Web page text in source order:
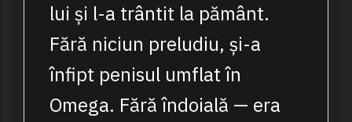
lui și l-a trântit la pământ.
Fără niciun preludiu, și-a
înfipt penisul umflat în
Omega. Fără îndoială — era